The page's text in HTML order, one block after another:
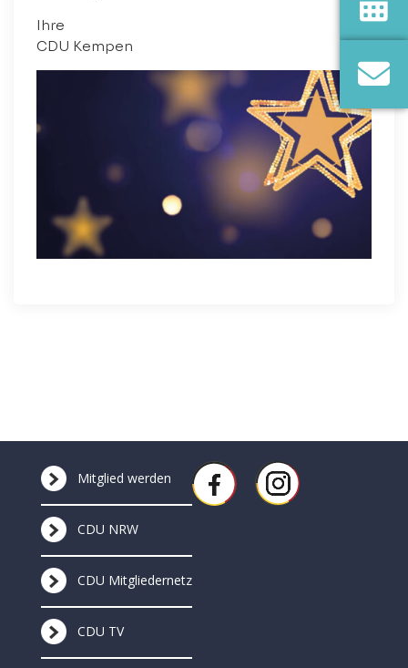
Ihre
CDU Kempen
Mitglied werden
CDU NRW
CDU Mitgliedernetz
CDU TV